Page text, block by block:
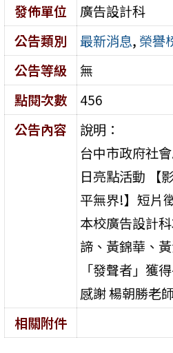
發佈單位
廣告設計科
公告類別
最新消息, 榮譽
公告等級
無
點閱次數
456
公告內容
說明：
台中市政府社
日亮點活動 【
平無界!】短片
本校廣告設計
諦、黃錦華、
「發聲者」獲
感謝 楊朝勝老
相關附件